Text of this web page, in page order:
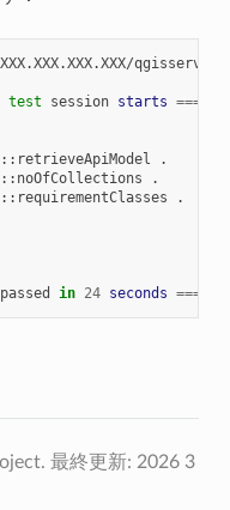
qgisserver
test session starts
.
.
.
passed in 24 seconds
最終更新: 2026 3